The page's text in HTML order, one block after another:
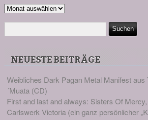
Archiv
NEUESTE BEITRÄGE
Weibliches Dark Pagan Metal Manifest aus
´Muata (CD)
First and last and always: Sisters Of
Carlswerk Victoria (ein ganz persönlicher